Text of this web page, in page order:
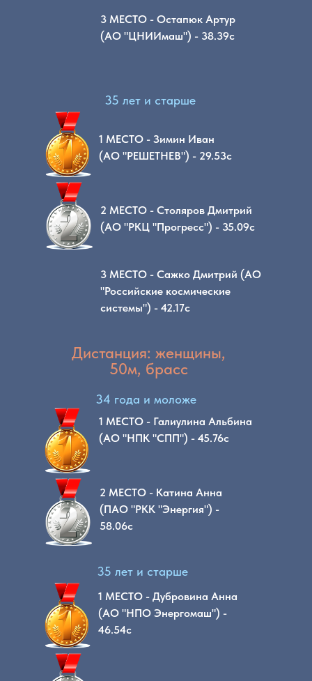
3 МЕСТО - Остапюк Артур
(АО "ЦНИИмаш") - 38.39с
1 МЕСТО - Зимин Иван
(АО "РЕШЕТНЕВ") - 29.53с
2 МЕСТО - Столяров Дмитрий
(АО "РКЦ "Прогресс") - 35.09с
3 МЕСТО - Сажко Дмитрий (АО
"Российские космические
системы") - 42.17с
35 лет и старше
Дистанция: женщины,
50м, брасс
1 МЕСТО - Галиулина Альбина
(АО "НПК "СПП") - 45.76с
2 МЕСТО - Катина Анна
(ПАО "РКК "Энергия") -
58.06с
34 года и моложе
1 МЕСТО - Дубровина Анна
(АО "НПО Энергомаш") -
46.54с
35 лет и старше